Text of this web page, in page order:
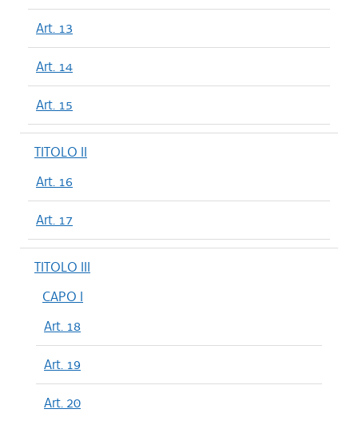
Art. 13
Art. 14
Art. 15
TITOLO II
Art. 16
Art. 17
TITOLO III
CAPO I
Art. 18
Art. 19
Art. 20